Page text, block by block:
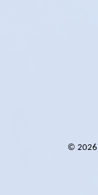
© 2026